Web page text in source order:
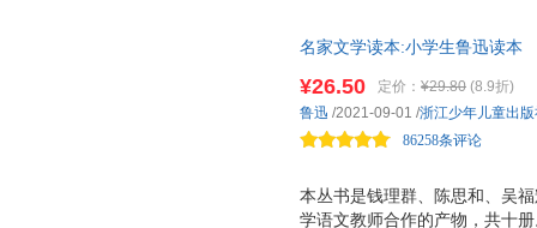
名家文学读本:小学生鲁迅读本
本丛书是钱理群、陈思和、吴
学语文教师合作的产物，共十
¥26.50 定价： ¥29.80 (8.9折)
86258条评论
鲁迅 /2021-09-01 /浙江少年儿童出